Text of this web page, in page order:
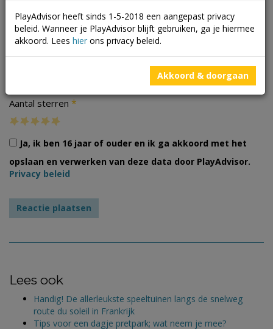
Aantal sterren *
Ja, ik ben 16 jaar of ouder en ik ga akkoord met het
opslaan en verwerken van deze data door PlayAdvisor.
Privacy beleid
Lees ook
Handig! De allerleukste speeltuinen langs de snelweg
route du soleil in Frankrijk
Tips voor een dagje pretpark; wat neem je mee?
PlayAdvisor heeft sinds 1-5-2018 een aangepast privacy
beleid. Wanneer je PlayAdvisor blijft gebruiken, ga je hiermee
akkoord. Lees hier ons privacy beleid.
Akkoord & doorgaan